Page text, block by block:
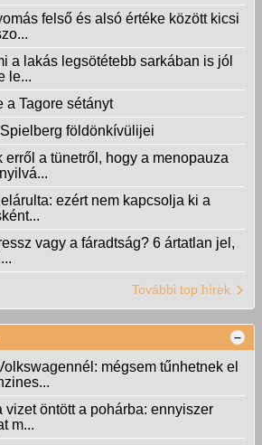
felső és alsó értéke között kicsi
a lakás legsötétebb sarkában is jól
le...
a Tagore sétányt
földönkívülijei
erről a tünetről, hogy a menopauza
ezért nem kapcsolja ki a
vagy a fáradtság? 6 ártatlan jel,
További top hírek
mégsem tűnhetnek el
vizet öntött a pohárba: ennyiszer
m...